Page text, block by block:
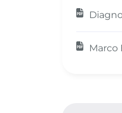
Marco